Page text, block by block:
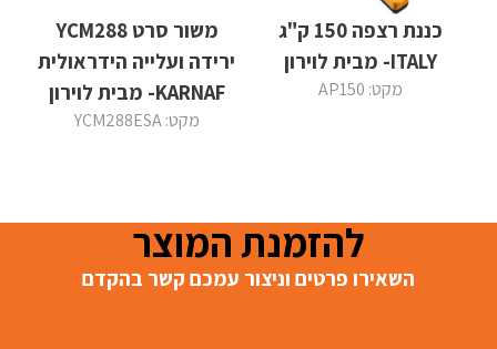
כננת רצפה 150 ק"ג
ITALY- מבית לוירון
מקט: AP150
משור סרט YCM288
ירידה ועלייה הידראולית
KARNAF- מבית לוירון
מקט: YCM288ESA
להזמנת המוצר
השאירו פרטים וניצור עמכם קשר בהקדם